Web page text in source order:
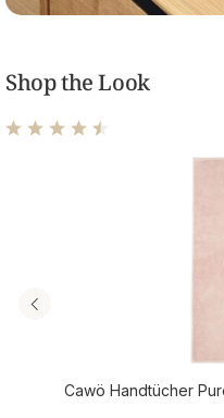
Shop the Look
Durchschnittliche
Cawö Handtücher